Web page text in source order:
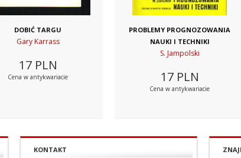
DOBIĆ TARGU
Gary Karrass
17 PLN
Cena w antykwariacie
PROBLEMY PROGNOZOWANIA
NAUKI I TECHNIKI
S. Jampolski
17 PLN
Cena w antykwariacie
KONTAKT